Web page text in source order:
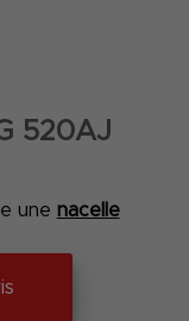
520AJ
une nacelle